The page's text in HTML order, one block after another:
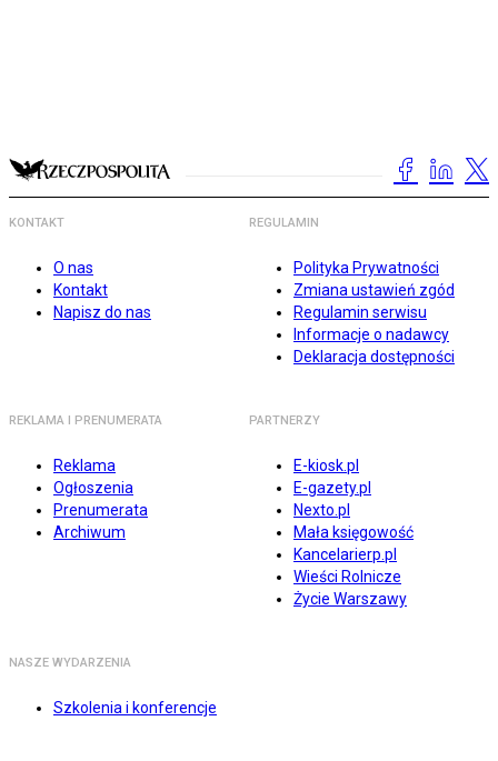
KONTAKT
O nas
Kontakt
Napisz do nas
REGULAMIN
Polityka Prywatności
Zmiana ustawień zgód
Regulamin serwisu
Informacje o nadawcy
Deklaracja dostępności
REKLAMA I PRENUMERATA
Reklama
Ogłoszenia
Prenumerata
Archiwum
PARTNERZY
E-kiosk.pl
E-gazety.pl
Nexto.pl
Mała księgowość
Kancelarierp.pl
Wieści Rolnicze
Życie Warszawy
NASZE WYDARZENIA
Szkolenia i konferencje